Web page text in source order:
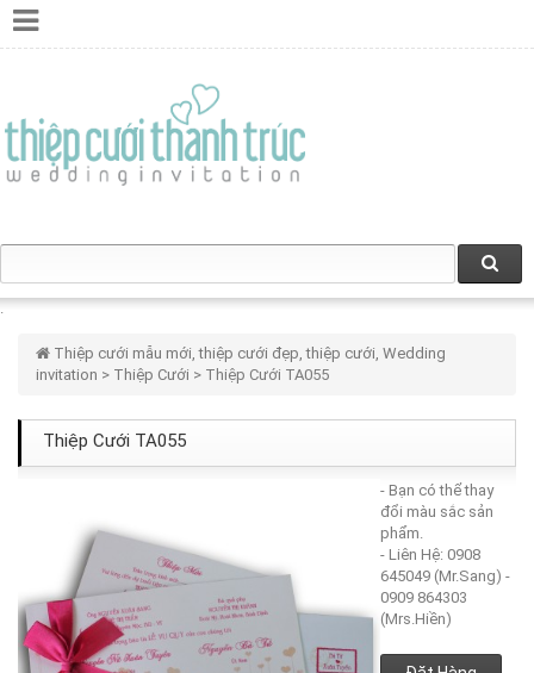
Thiệp cưới mẫu mới, thiệp cưới đẹp, thiệp cưới, Wedding
invitation > Thiệp Cưới > Thiệp Cưới TA055
Thiệp Cưới TA055
- Bạn có thể thay
đổi màu sắc sản
phẩm.
- Liên Hệ: 0908
645049 (Mr.Sang) -
0909 864303
(Mrs.Hiền)